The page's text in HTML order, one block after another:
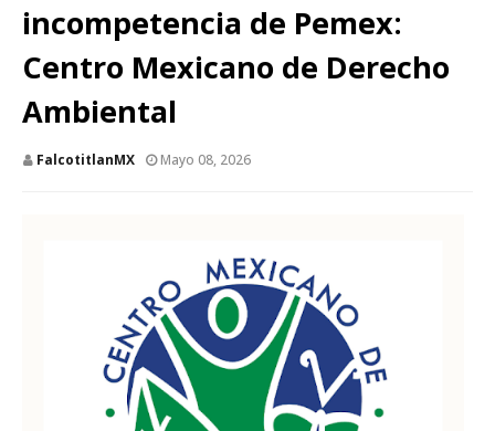
incompetencia de Pemex:
Centro Mexicano de Derecho
Ambiental
FalcotitlanMX Mayo 08, 2026